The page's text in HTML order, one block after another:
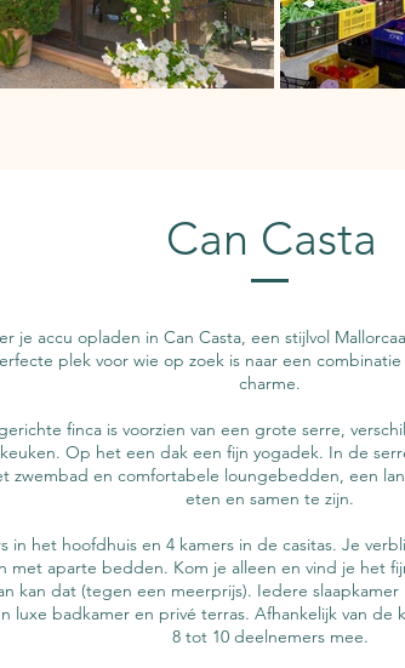
Can Casta
je accu opladen in Can Casta, een stijlvol
plek voor wie op zoek is naar een
charme.
finca is voorzien van een grote serre,
Op het een dak een fijn yogadek. In de
zwembad en comfortabele loungebedden, een
eten en samen te zijn.
in het hoofdhuis en 4 kamers in de casitas. Je
met aparte bedden. Kom je alleen en vind je het
kan dat (tegen een meerprijs). Iedere
luxe badkamer en privé terras. Afhankelijk van de
8 tot 10 deelnemers mee.